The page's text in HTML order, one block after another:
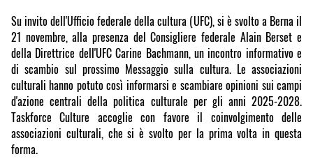
Su invito dell'Ufficio federale della cultura (UFC), si è svolto a Berna il
21 novembre, alla presenza del Consigliere federale Alain Berset e
della Direttrice dell'UFC Carine Bachmann, un incontro informativo e
di scambio sul prossimo Messaggio sulla cultura. Le associazioni
culturali hanno potuto così informarsi e scambiare opinioni sui campi
d'azione centrali della politica culturale per gli anni 2025-2028.
Taskforce Culture accoglie con favore il coinvolgimento delle
associazioni culturali, che si è svolto per la prima volta in questa
forma.